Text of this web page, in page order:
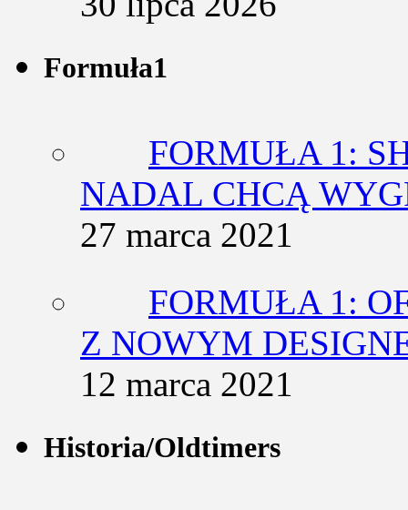
Formuła1
FORMUŁA 1:
NADAL CHCĄ
27 marca 2021
FORMUŁA 1:
Z NOWYM
12 marca 2021
Historia/Oldtimers